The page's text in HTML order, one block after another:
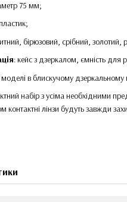
75 мм;
бірюзовий, срібний, золотий,
: кейс з дзеркалом, ємність для
моделі в блискучому дзеркальному
набір з усіма необхідними
контактні лінзи будуть завжди